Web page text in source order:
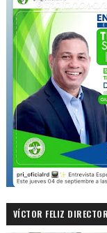
VÍCTOR FELIZ